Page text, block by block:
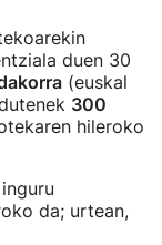
duen 30
(euskal
300
hileroko
da; urtean,